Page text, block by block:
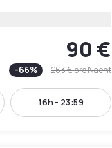
90 €
-66% 263 €pro Nacht
16h - 23:59